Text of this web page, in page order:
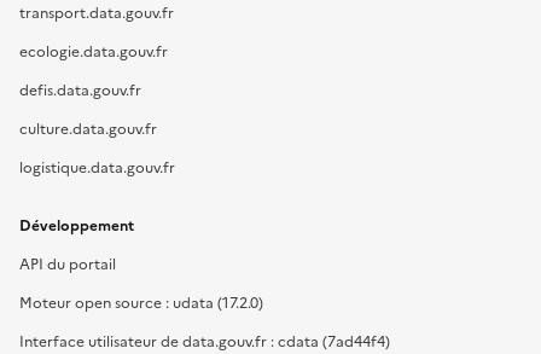
transport.data.gouv.fr
ecologie.data.gouv.fr
defis.data.gouv.fr
culture.data.gouv.fr
logistique.data.gouv.fr
Développement
API du portail
Moteur open source : udata (17.2.0)
Interface utilisateur de data.gouv.fr : cdata (7ad44f4)